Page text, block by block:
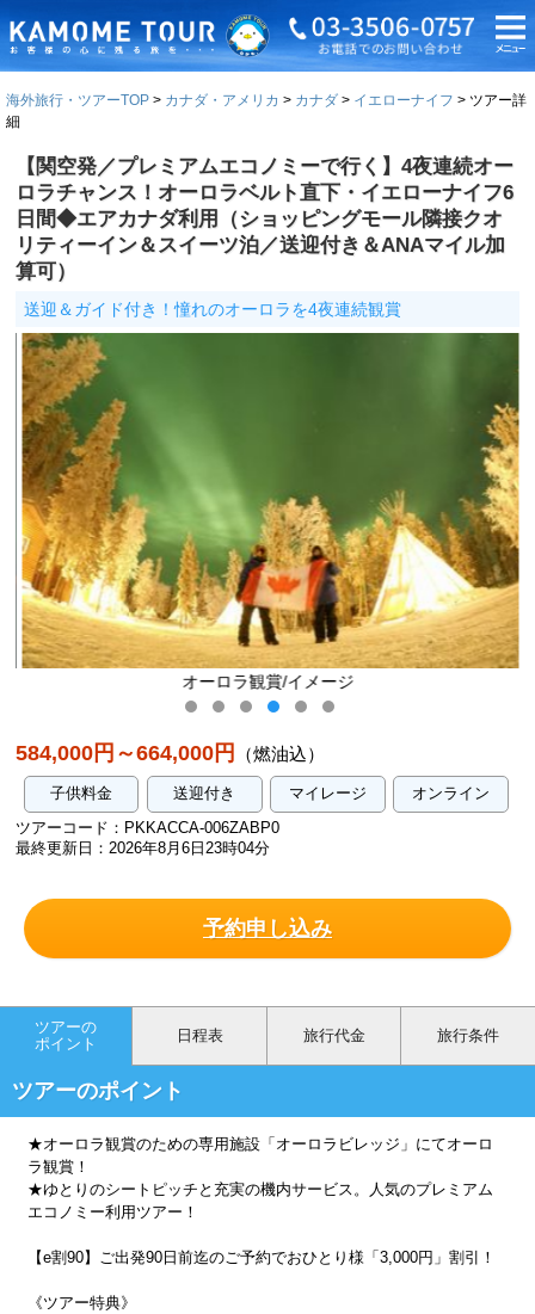
海外旅行・ツアーTOP カナダ・アメリカ カナダ イエローナイフ
ツアー詳
細
【関空発／プレミアムエコノミーで行く】4夜連続オー
ロラチャンス！オーロラベルト直下・イエローナイフ6
日間◆エアカナダ利用（ショッピングモール隣接クオ
リティーイン＆スイーツ泊／送迎付き＆ANAマイル加
算可）
送迎＆ガイド付き！憧れのオーロラを4夜連続観賞
オーロラ観賞/イメージ
584,000円～664,000円 （燃油込）
子供料金 送迎付き マイレージ
オンライン
ツアーコード：PKKACCA-006ZABP0
最終更新日：2026年8月6日23時04分
予約申し込み
ツアーの
ポイント
日程表 旅行代金 旅行条件
ツアーのポイント
★オーロラ観賞のための専用施設「オーロラビレッジ」にてオーロ
ラ観賞！
★ゆとりのシートピッチと充実の機内サービス。人気のプレミアム
エコノミー利用ツアー！
【e割90】ご出発90日前迄のご予約でおひとり様「3,000円」割引！
《ツアー特典》